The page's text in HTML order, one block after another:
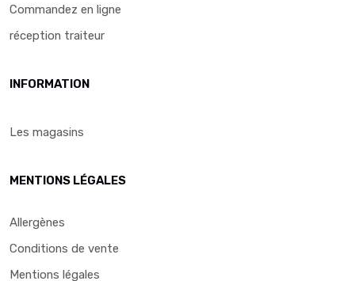
Commandez en ligne
réception traiteur
INFORMATION
Les magasins
MENTIONS LÉGALES
Allergènes
Conditions de vente
Mentions légales